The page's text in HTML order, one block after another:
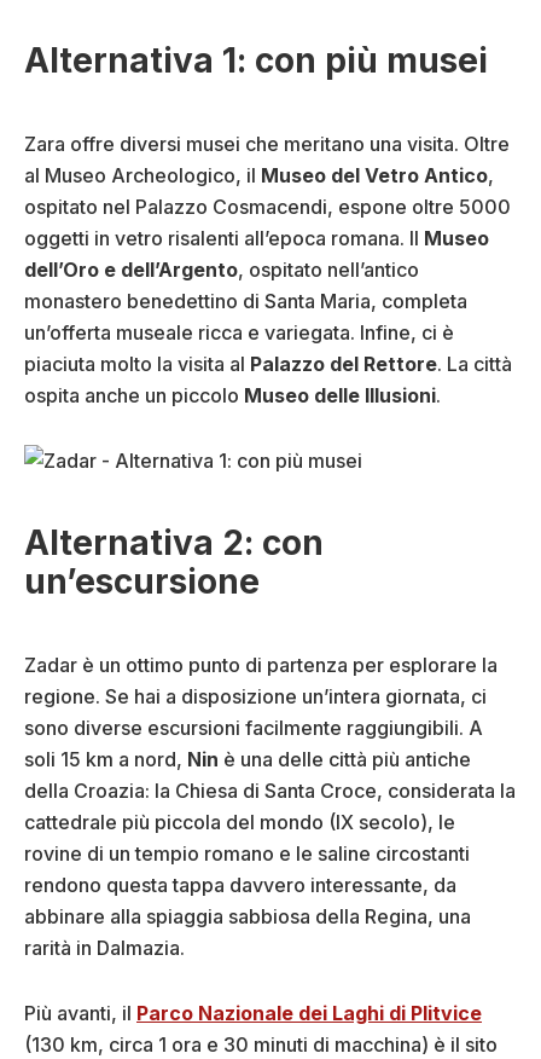
Alternativa 1: con più musei
Zara offre diversi musei che meritano una visita. Oltre
al Museo Archeologico, il Museo del Vetro Antico,
ospitato nel Palazzo Cosmacendi, espone oltre 5000
oggetti in vetro risalenti all’epoca romana. Il Museo
dell’Oro e dell’Argento, ospitato nell’antico
monastero benedettino di Santa Maria, completa
un’offerta museale ricca e variegata. Infine, ci è
piaciuta molto la visita al Palazzo del Rettore. La città
ospita anche un piccolo Museo delle Illusioni.
Alternativa 2: con
un’escursione
Zadar è un ottimo punto di partenza per esplorare la
regione. Se hai a disposizione un’intera giornata, ci
sono diverse escursioni facilmente raggiungibili. A
soli 15 km a nord, Nin è una delle città più antiche
della Croazia: la Chiesa di Santa Croce, considerata la
cattedrale più piccola del mondo (IX secolo), le
rovine di un tempio romano e le saline circostanti
rendono questa tappa davvero interessante, da
abbinare alla spiaggia sabbiosa della Regina, una
rarità in Dalmazia.
Più avanti, il Parco Nazionale dei Laghi di Plitvice
(130 km, circa 1 ora e 30 minuti di macchina) è il sito